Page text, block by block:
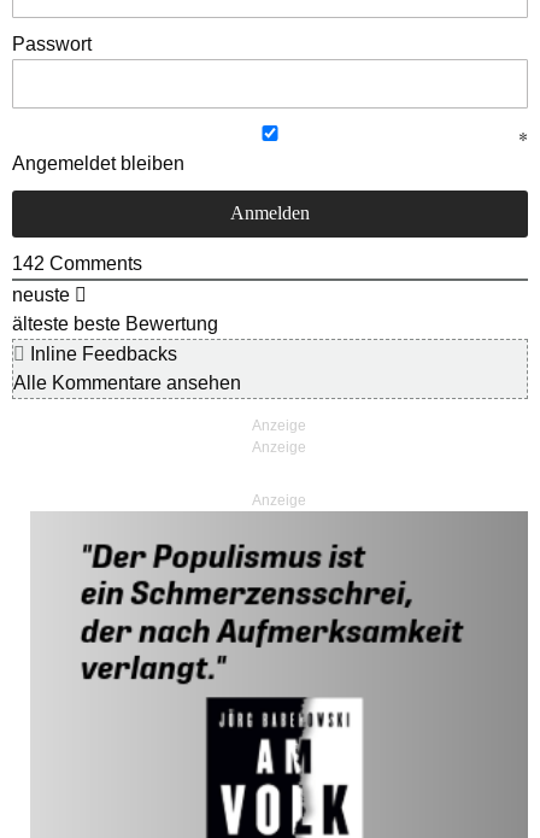
Passwort
Angemeldet bleiben
142 Comments
neuste
älteste beste Bewertung
Inline Feedbacks
Alle Kommentare ansehen
Anzeige